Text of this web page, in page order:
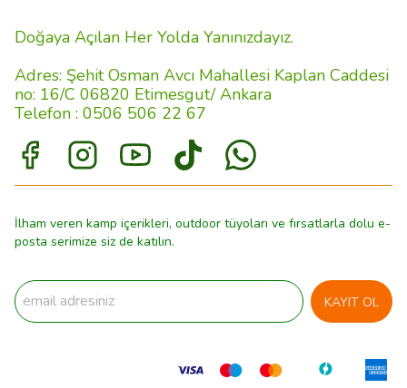
Doğaya Açılan Her Yolda Yanınızdayız.
Adres: Şehit Osman Avcı Mahallesi Kaplan Caddesi
no: 16/C 06820 Etimesgut/ Ankara
Telefon : 0506 506 22 67
İlham veren kamp içerikleri, outdoor tüyoları ve fırsatlarla dolu e-
posta serimize siz de katılın.
KAYIT OL